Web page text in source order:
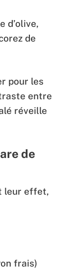
d’olive,
de
pour les
entre
réveille
de
leur effet,
frais)